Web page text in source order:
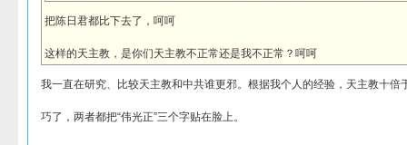
把陈日君都比下去了，呵呵
这样的天主教，是你们天主教不正常还是我不正常？呵呵
我一直在研究、比较天主教和中共谁更邪。根据我个人的经验，天主教十倍
巧了，两者都把“伟光正”三个字贴在脸上。